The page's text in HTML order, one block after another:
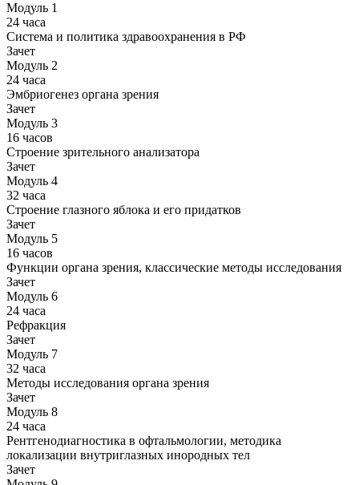
Модуль 1
24 часа
Система и политика здравоохранения в РФ
Зачет
Модуль 2
24 часа
Эмбриогенез органа зрения
Зачет
Модуль 3
16 часов
Строение зрительного анализатора
Зачет
Модуль 4
32 часа
Строение глазного яблока и его придатков
Зачет
Модуль 5
16 часов
Функции органа зрения, классические методы исследования
Зачет
Модуль 6
24 часа
Рефракция
Зачет
Модуль 7
32 часа
Методы исследования органа зрения
Зачет
Модуль 8
24 часа
Рентгенодиагностика в офтальмологии, методика
локализации внутриглазных инородных тел
Зачет